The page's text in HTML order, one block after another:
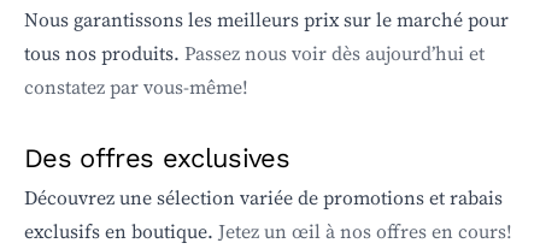
Nous garantissons les meilleurs prix sur le marché pour
tous nos produits. Passez nous voir dès aujourd’hui et
constatez par vous-même!
Des offres exclusives
Découvrez une sélection variée de promotions et rabais
exclusifs en boutique. Jetez un œil à nos offres en cours!